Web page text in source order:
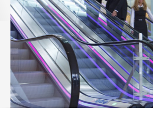
La más amplia gama hecha
energética